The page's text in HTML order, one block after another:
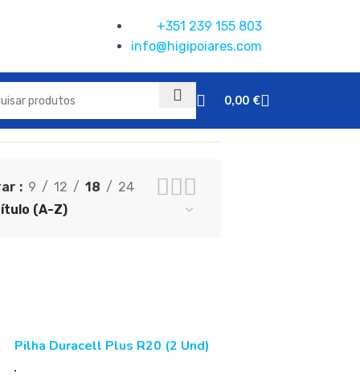
+351 239 155 803
info@higipoiares.com
0,00 €
9 12 18 24
Pilha Duracell Plus R20 (2 Und)